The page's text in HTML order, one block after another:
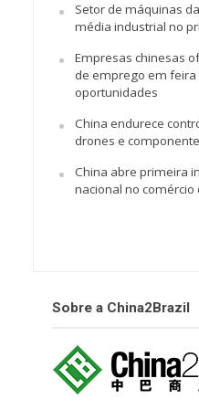
Setor de máquinas
média industrial no
Empresas chinesas
de emprego em feira
oportunidades
China endurece
drones e
China abre primeira
nacional no comércio
Sobre a China2Brazil